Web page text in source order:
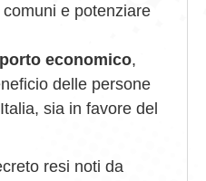
e potenziare
economico,
delle persone
sia in favore del
resi noti da